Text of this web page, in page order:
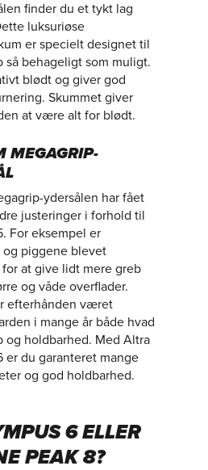
finder du et tykt lag
luksuriøse
er specielt designet til
så behageligt som muligt.
blødt og giver god
Skummet giver
at være alt for blødt.
MEGAGRIP-
ydersålen har fået
justeringer i forhold til
For eksempel er
og piggene blevet
at give lidt mere greb
og våde overflader.
efterhånden været
i mange år både hvad
og holdbarhed. Med Altra
er du garanteret mange
og god holdbarhed.
6 ELLER
PEAK 8?